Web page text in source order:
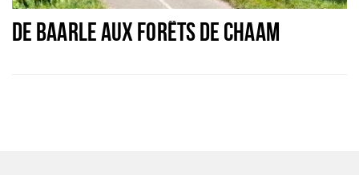
DE BAARLE AUX FORÊTS DE CHAAM